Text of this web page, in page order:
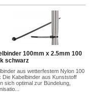
100mm x 2.5mm 100
schwarz
aus wetterfestem Nylon 100
Die Kabelbinder aus Kunststoff
sich optimal zur Bündelung,